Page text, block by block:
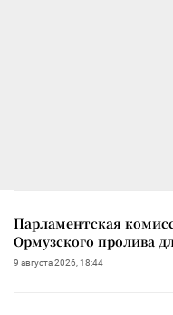
Парламентская
Ормузского пролива
9 августа 2026, 18:44